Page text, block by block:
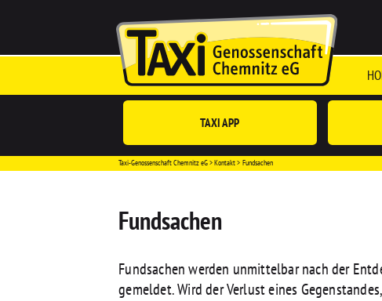
TAXI APP
Taxi-Genossenschaft Chemnitz eG Kontakt Fundsachen
Fundsachen
Fundsachen werden unmittelbar nach der
gemeldet. Wird der Verlust eines